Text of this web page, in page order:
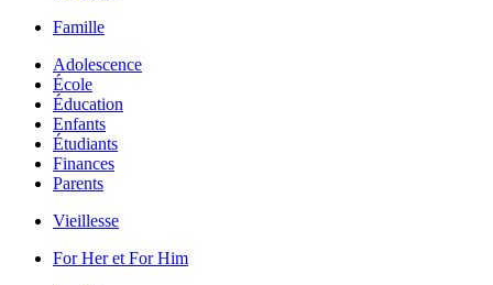
Famille
Adolescence
École
Éducation
Enfants
Étudiants
Finances
Parents
Vieillesse
For Her et For Him